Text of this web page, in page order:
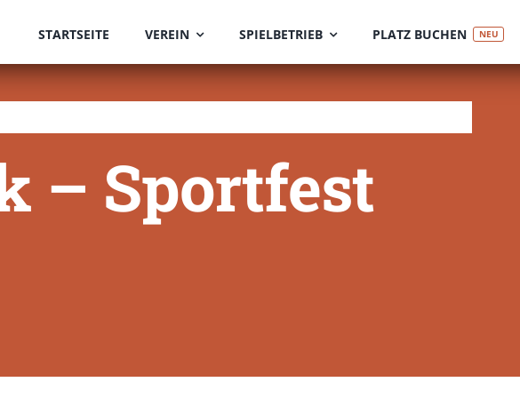
STARTSEITE VEREIN SPIELBETRIEB PLATZ BUCHEN NEU
– Sportfest